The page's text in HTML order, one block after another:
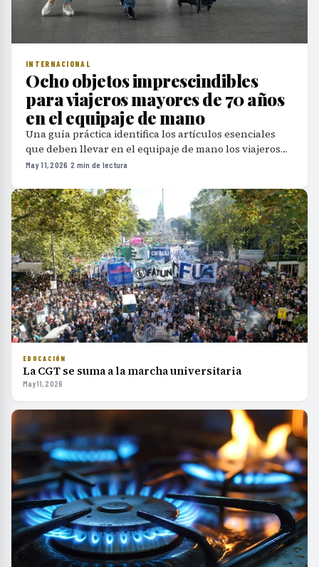
INTERNACIONAL
Ocho objetos imprescindibles
para viajeros mayores de 70 años
en el equipaje de mano
Una guía práctica identifica los artículos esenciales
que deben llevar en el equipaje de mano los viajeros
de edad avanzada para garantizar comodidad y
May 11, 2026 ·2 min de lectura
EDUCACIÓN
La CGT se suma a la marcha universitaria
May 11, 2026